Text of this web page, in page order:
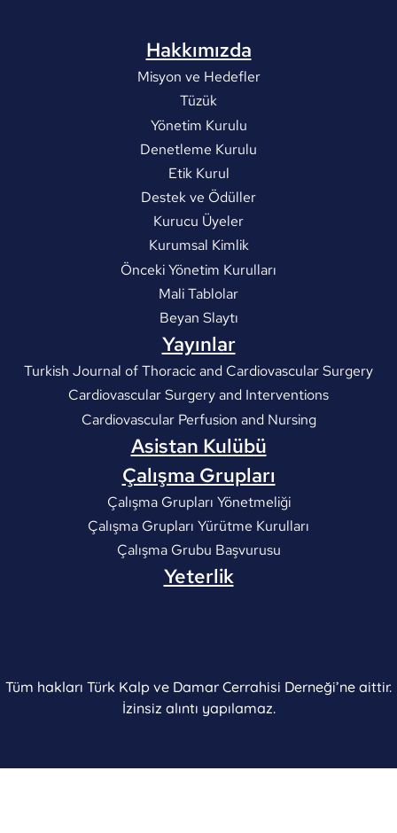
Hakkımızda
Misyon ve Hedefler
Tüzük
Yönetim Kurulu
Denetleme Kurulu
Etik Kurul
Destek ve Ödüller
Kurucu Üyeler
Kurumsal Kimlik
Önceki Yönetim Kurulları
Mali Tablolar
Beyan Slaytı
Yayınlar
Turkish Journal of Thoracic and Cardiovascular Surgery
Cardiovascular Surgery and Interventions
Cardiovascular Perfusion and Nursing
Asistan Kulübü
Çalışma Grupları
Çalışma Grupları Yönetmeliği
Çalışma Grupları Yürütme Kurulları
Çalışma Grubu Başvurusu
Yeterlik
Tüm hakları Türk Kalp ve Damar Cerrahisi Derneği’ne aittir.
İzinsiz alıntı yapılamaz.